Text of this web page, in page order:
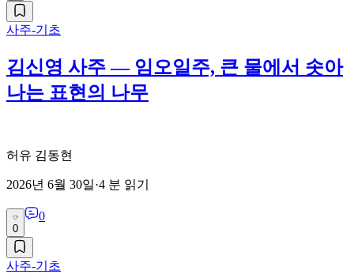
사주-기초
김신영 사주 — 임오일주, 큰 물에서 솟아
나는 표현의 나무
허유 김동현
2026년 6월 30일·4 분 읽기
0
0
사주-기초